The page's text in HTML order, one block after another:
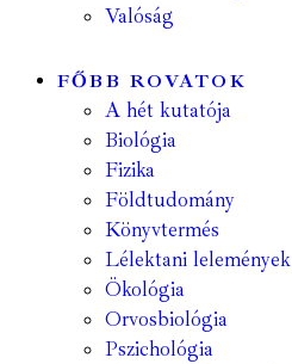
Valóság
FŐBB ROVATOK
A hét kutatója
Biológia
Fizika
Földtudomány
Könyvtermés
Lélektani lelemények
Ökológia
Orvosbiológia
Pszichológia